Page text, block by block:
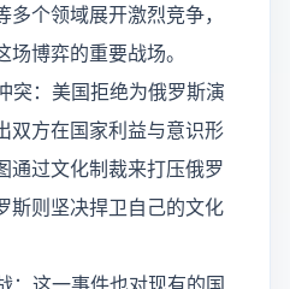
个领域展开激烈竞争，
博弈的重要战场。
突：美国拒绝为俄罗斯演
双方在国家利益与意识形
通过文化制裁来打压俄罗
斯则坚决捍卫自己的文化